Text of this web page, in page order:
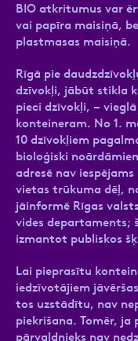
BIO atkritumus var
vai papīra maisiņā,
plastmasas maisiņā.
Rīgā pie
dzīvokļi, jābūt stikla
pieci dzīvokļi, –
konteineram. No 1.
10 dzīvokļiem
bioloģiski
adresē nav
vietas trūkuma dēļ,
jāinformē Rīgas
vides departaments;
izmantot publiskos
Lai pieprasītu
iedzīvotājiem
tos uzstādītu, nav
piekrišana. Tomēr, ja
pārvaldnieks nav